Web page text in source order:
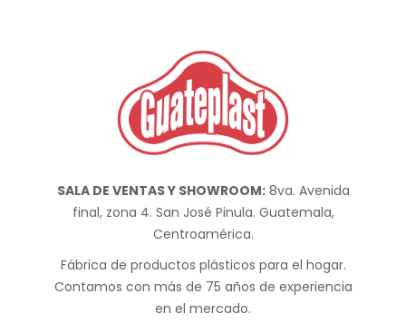
SALA DE VENTAS Y SHOWROOM:8va. Avenida
final, zona 4. San José Pinula. Guatemala,
Centroamérica.
Fábrica de productos plásticos para el hogar.
Contamos con más de 75 años de experiencia
en el mercado.